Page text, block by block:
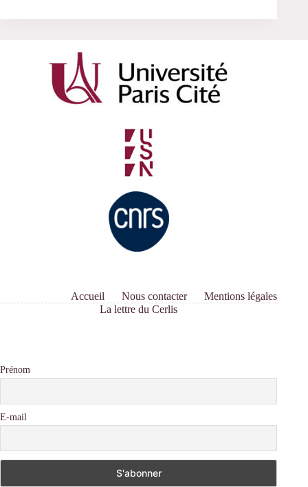
Accueil Nous contacter
Mentions légales
La lettre du Cerlis
Prénom
E-mail